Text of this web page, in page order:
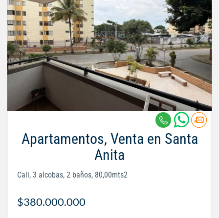
Apartamentos, Venta en Santa
Anita
Cali, 3 alcobas, 2 baños, 80,00mts2
$380.000.000